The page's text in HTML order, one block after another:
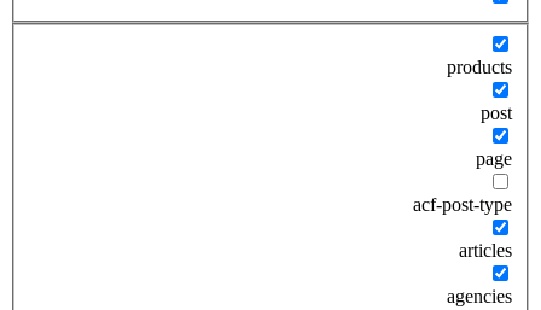
products
post
page
acf-post-type
articles
agencies